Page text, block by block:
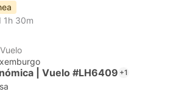
1h 30m
| Vuelo #LH6409 +1